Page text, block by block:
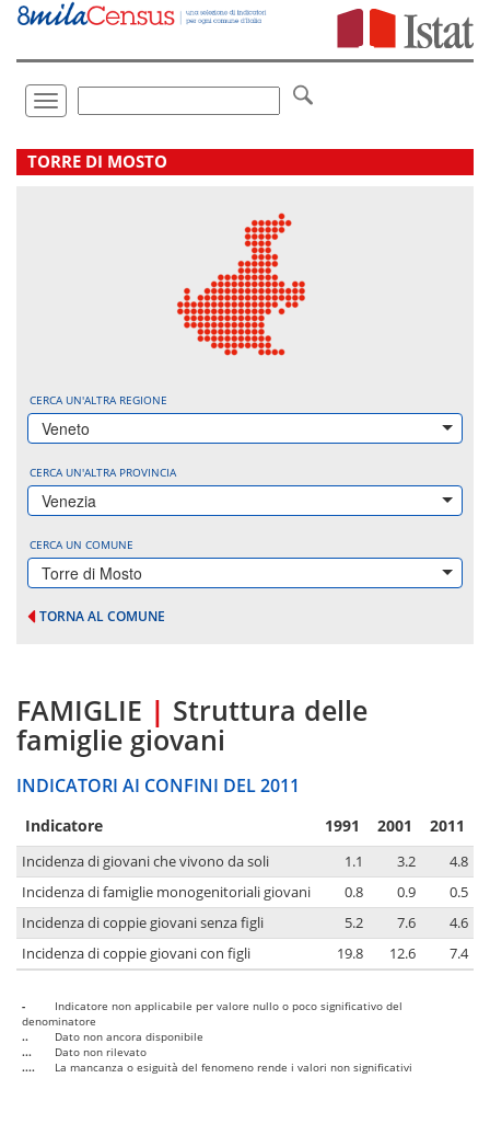
Vai
direttamente
Toggle
navigation
.
TORRE DI MOSTO
CERCA UN'ALTRA REGIONE
Veneto
CERCA UN'ALTRA PROVINCIA
Venezia
CERCA UN COMUNE
Torre di Mosto
TORNA AL COMUNE
FAMIGLIE | Struttura delle
famiglie giovani
INDICATORI AI CONFINI DEL 2011
Indicatore 1991 2001 2011
Incidenza di giovani che vivono da soli 1.1 3.2
4.8
Incidenza di famiglie monogenitoriali giovani
0.8 0.9
0.5
Incidenza di coppie giovani senza figli
5.2 7.6
4.6
Incidenza di coppie giovani con figli
19.8 12.6 7.4
-
Indicatore non applicabile per valore nullo o poco significativo del
denominatore
..
Dato non ancora disponibile
...
Dato non rilevato
....
La mancanza o esiguità del fenomeno rende i valori non significativi